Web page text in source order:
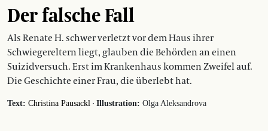
Der falsche Fall
Als Renate H. schwer verletzt vor dem Haus ihrer
Schwiegereltern liegt, glauben die Behörden an einen
Suizidversuch. Erst im Krankenhaus kommen Zweifel auf.
Die Geschichte einer Frau, die überlebt hat.
Text: Christina Pausackl · Illustration: Olga Aleksandrova